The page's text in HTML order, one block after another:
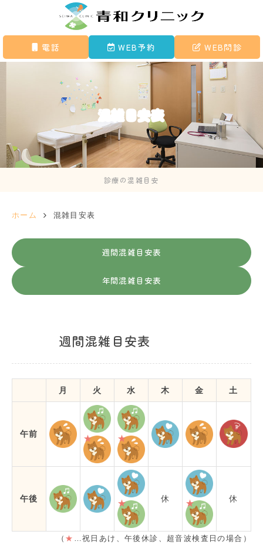
電話 WEB予約 WEB問診
混雑目安表
診療の混雑目安
ホーム 混雑目安表
週間混雑目安表
年間混雑目安表
週間混雑目安表
月 火 水 木 金 土
午前
午後 休 休
（ ★ …祝日あけ、午後休診、超音波検査日の場合）